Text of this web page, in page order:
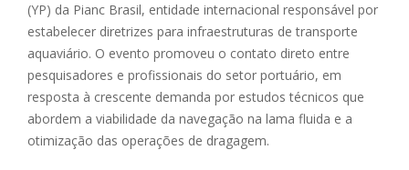
(YP) da Pianc Brasil, entidade internacional responsável por
estabelecer diretrizes para infraestruturas de transporte
aquaviário. O evento promoveu o contato direto entre
pesquisadores e profissionais do setor portuário, em
resposta à crescente demanda por estudos técnicos que
abordem a viabilidade da navegação na lama fluida e a
otimização das operações de dragagem.